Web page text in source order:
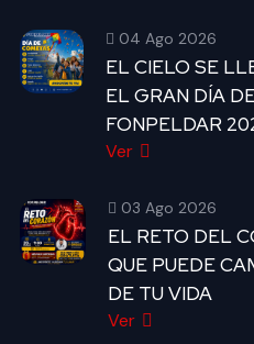
04 Ago 2026
EL CIELO SE
EL GRAN DÍA
FONPELDAR
Ver
03 Ago 2026
EL RETO DEL
QUE PUEDE
DE TU VIDA
Ver